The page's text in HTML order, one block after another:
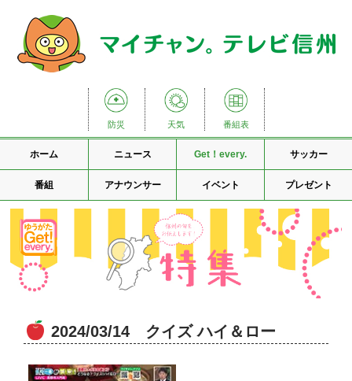
防災 天気 番組表
ホーム ニュース Get！every. サッカー
番組 アナウンサー イベント プレゼント
2024/03/14 クイズ ハイ＆ロー